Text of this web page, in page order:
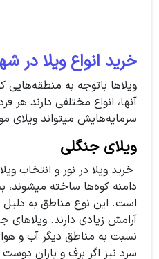
خرید انواع ویلا در
ویلاها باتوجه‌ به منطقه‌هایی
آنها، انواع مختلفی دارند هر
سرمایه‌هایش میتواند ویلای
ویلای جنگلی
خرید ویلا در نور و انتخاب
دامنه کوه‌ها ساخته میشوند،
است. این نوع مناطق به دلیل
آرامش زیادی دارند.
نسبت به مناطق دیگر آب و
سرد نیز اگر برف‌ و باران